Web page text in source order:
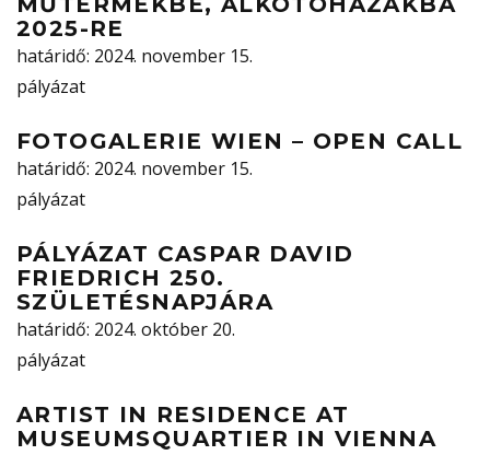
2025-RE
határidő: 2024. november 15.
pályázat
FOTOGALERIE WIEN – OPEN CALL
határidő: 2024. november 15.
pályázat
PÁLYÁZAT CASPAR DAVID
FRIEDRICH 250.
SZÜLETÉSNAPJÁRA
határidő: 2024. október 20.
pályázat
ARTIST IN RESIDENCE AT
MUSEUMSQUARTIER IN VIENNA